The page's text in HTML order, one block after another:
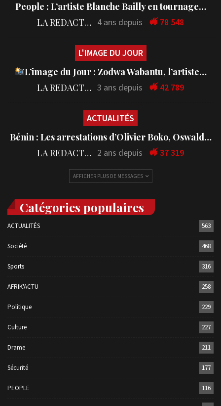
People : L’artiste Blanche Bailly en tournage…
LA REDACTION 4 ans depuis 78 548
L'IMAGE DU JOUR
L’image du Jour : Zodwa Wabantu, l’artiste…
LA REDACTION 3 ans depuis 42 789
ACTUALITÉS
Bénin : Les arrestations d’Olivier Boko, Oswald…
LA REDACTION 2 ans depuis 37 319
AFFICHER PLUS DE MESSAGES
Catégories populaires
ACTUALITÉS 563
Société 468
Sports 316
AFRIK'ACTU 258
Politique 229
Culture 227
Drame 211
Sécurité 177
PEOPLE 116